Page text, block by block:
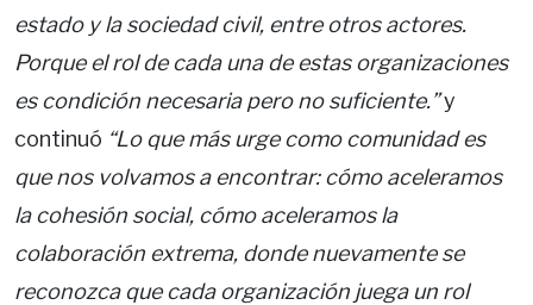
estado y la sociedad civil, entre otros actores.
Porque el rol de cada una de estas organizaciones
es condición necesaria pero no suficiente.”y
continuó “Lo que más urge como comunidad es
que nos volvamos a encontrar: cómo aceleramos
la cohesión social, cómo aceleramos la
colaboración extrema, donde nuevamente se
reconozca que cada organización juega un rol